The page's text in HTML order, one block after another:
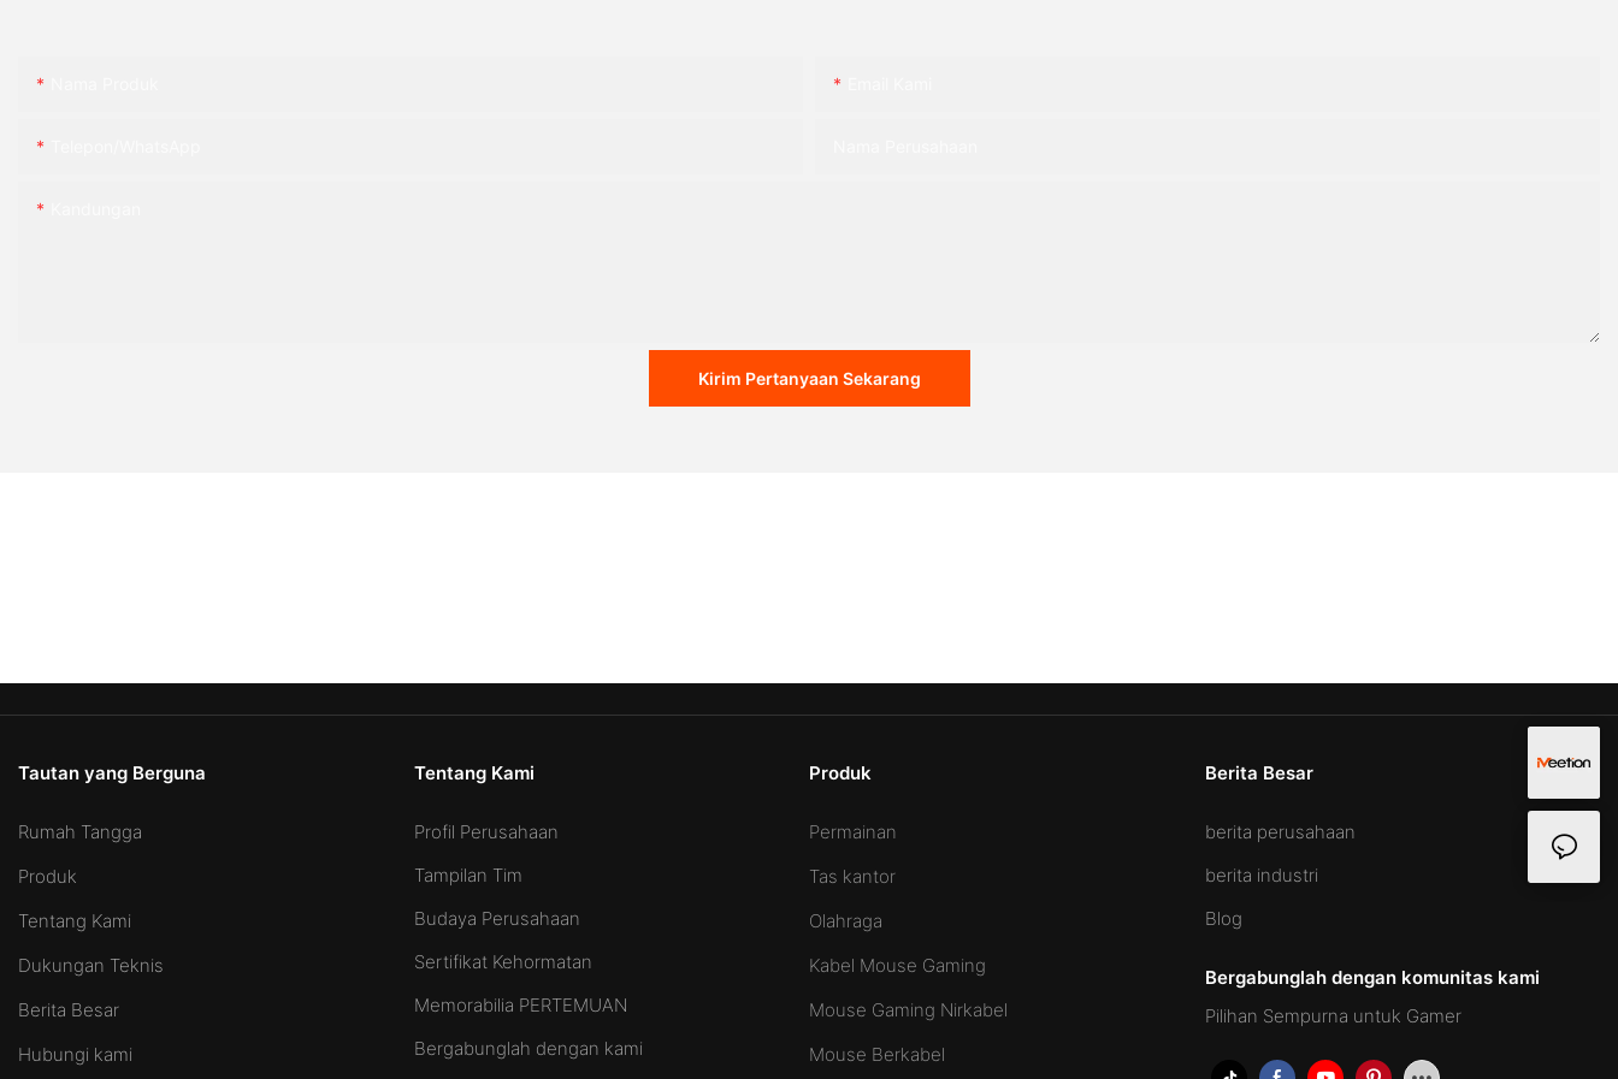
Kirim Pertanyaan Sekarang
Tautan yang Berguna
Rumah Tangga
Produk
Tentang Kami
Dukungan Teknis
Berita Besar
Hubungi kami
Tentang Kami
Profil Perusahaan
Tampilan Tim
Budaya Perusahaan
Sertifikat Kehormatan
Memorabilia PERTEMUAN
Bergabunglah dengan kami
Produk
Permainan
Tas kantor
Olahraga
Kabel Mouse Gaming
Mouse Gaming Nirkabel
Mouse Berkabel
Berita Besar
berita perusahaan
berita industri
Blog
Bergabunglah dengan komunitas kami
Pilihan Sempurna untuk Gamer